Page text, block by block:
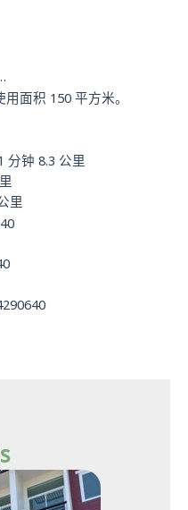
面积 150 平方米。
分钟 8.3 公里
里